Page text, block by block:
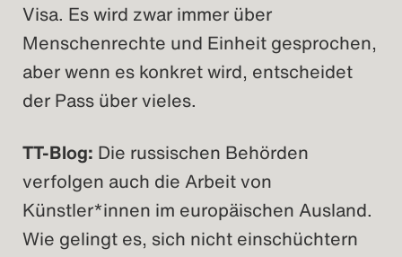
Visa. Es wird zwar immer über
Menschenrechte und Einheit gesprochen,
aber wenn es konkret wird, entscheidet
der Pass über vieles.
TT-Blog: Die russischen Behörden
verfolgen auch die Arbeit von
Künstler*innen im europäischen Ausland.
Wie gelingt es, sich nicht einschüchtern